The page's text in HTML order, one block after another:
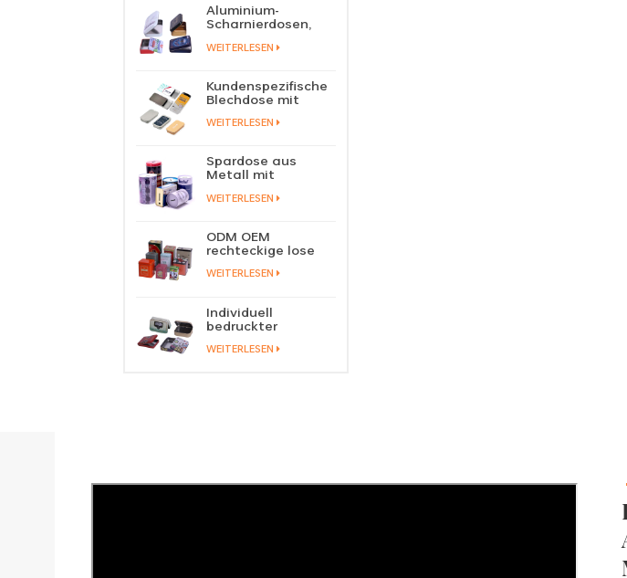
Aluminium-
Scharnierdosen,
Bonbons, Pillen,
Blechdose mit
Klappdeckel
WEITERLESEN
Kundenspezifische
Blechdose mit
Süßigkeiten, Minze,
Blechdose,
Lippenbalsam,
fester Parfüm-
Metall-
Schiebedeckel,
WEITERLESEN
Spardose aus
Metall mit
Blechdose,
Spardose aus
Blech
WEITERLESEN
ODM OEM
rechteckige lose
Verpackung, grüne
Fabrikgroßhandel
WEITERLESEN
Individuell
bedruckter
Spielkarten-
WEITERLESEN